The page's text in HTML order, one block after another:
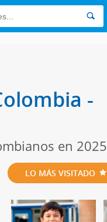
-
en 2025
LO MÁS VISITADO